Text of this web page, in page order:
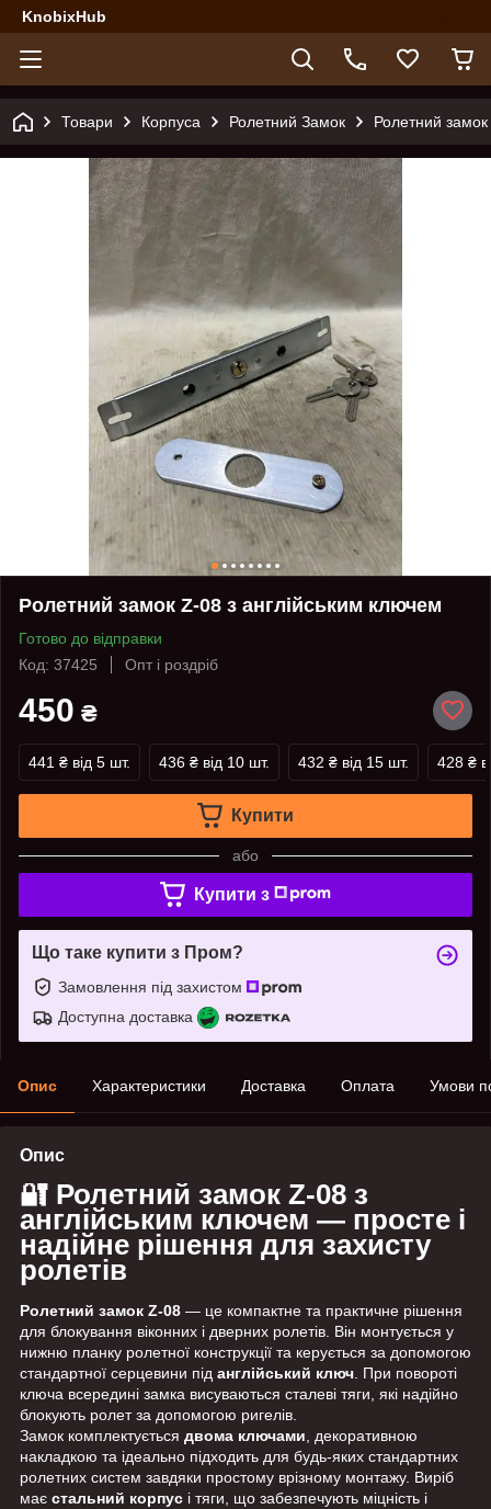
KnobixHub
Товари Корпуса Ролетний Замок Ролетний
Ролетний замок Z-08 з англійським ключем
Готово до відправки
Код: 37425
Опт і роздріб
450 ₴
441 ₴ від 5 шт. 436 ₴ від 10 шт. 432 ₴ від 15 шт. 428 ₴
Купити
або
Купити з
Що таке купити з Пром?
Замовлення під захистом
Доступна доставка
Опис Характеристики Доставка Оплата Умови
Опис
🔐 Ролетний замок Z-08 з
англійським ключем — просте і
надійне рішення для захисту
ролетів
Ролетний замок Z-08 — це компактне та практичне рішення
для блокування віконних і дверних ролетів. Він монтується у
нижню планку ролетної конструкції та керується за допомогою
стандартної серцевини під англійський ключ. При повороті
ключа всередині замка висуваються сталеві тяги, які надійно
блокують ролет за допомогою ригелів.
Замок комплектується двома ключами, декоративною
накладкою та ідеально підходить для будь-яких стандартних
ролетних систем завдяки простому врізному монтажу. Виріб
має стальний корпус і тяги, що забезпечують міцність і